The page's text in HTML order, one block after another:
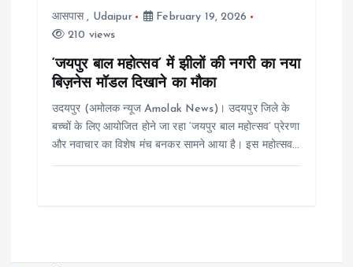
आसपास, Udaipur
February 19, 2026
210 views
‘जयपुर बाल महोत्सव’ में झीलों की नगरी का नया
बिज़नेस मॉडल दिखाने का मौका
उदयपुर (अमोलक न्यूज Amolak News)। उदयपुर जिले के
बच्चों के लिए आयोजित होने जा रहा ‘जयपुर बाल महोत्सव’ प्रेरणा
और नवाचार का विशेष मंच बनकर सामने आया है। इस महोत्सव…